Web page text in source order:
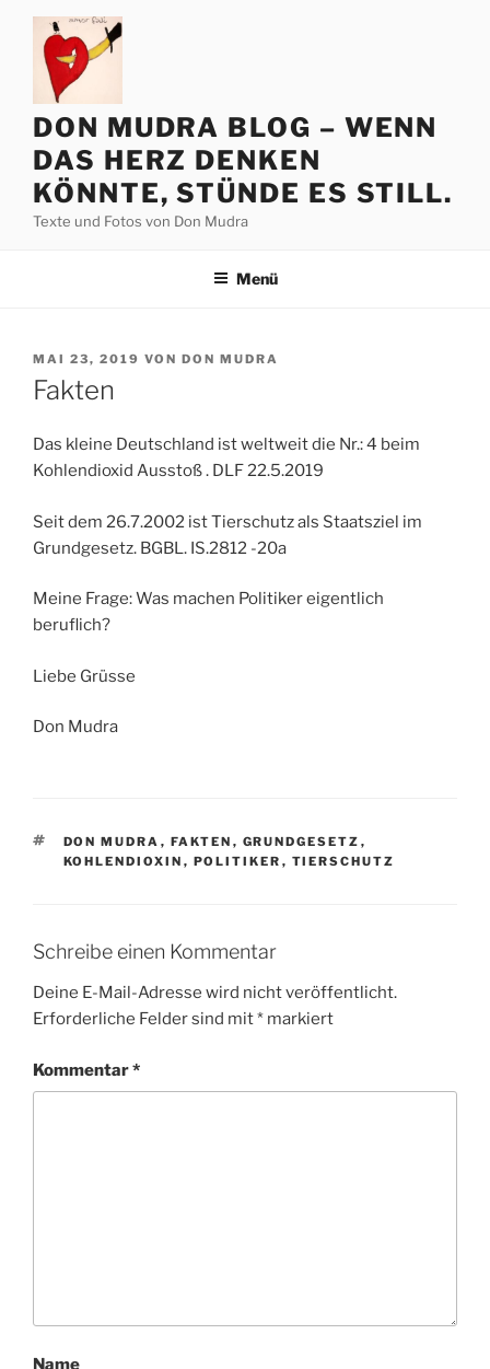
Zum
springen
DON MUDRA BLOG – WENN
DAS HERZ DENKEN
KÖNNTE, STÜNDE ES STILL.
Texte und Fotos von Don Mudra
Menü
VERÖFFENTLICHT
AM
MAI 23, 2019 VON DON MUDRA
Fakten
Das kleine Deutschland ist weltweit die Nr.: 4 beim
Kohlendioxid Ausstoß . DLF 22.5.2019
Seit dem 26.7.2002 ist Tierschutz als Staatsziel im
Grundgesetz. BGBL. IS.2812 -20a
Meine Frage: Was machen Politiker eigentlich
beruflich?
Liebe Grüsse
Don Mudra
SCHLAGWÖRTER
DON MUDRA , FAKTEN , GRUNDGESETZ ,
KOHLENDIOXIN , POLITIKER , TIERSCHUTZ
Schreibe einen Kommentar
Deine E-Mail-Adresse wird nicht veröffentlicht.
Erforderliche Felder sind mit* markiert
Kommentar*
Name